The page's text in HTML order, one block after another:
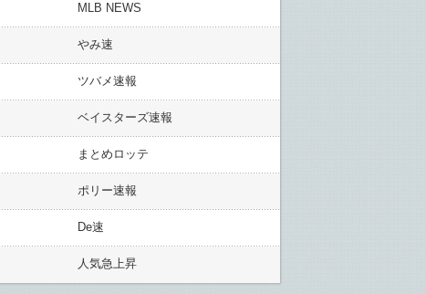
MLB NEWS
やみ速
ツバメ速報
ベイスターズ速報
まとめロッテ
ポリー速報
De速
人気急上昇